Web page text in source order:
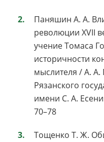
Паняшин А. А.
революции XVII
учение Томаса
историчности
мыслителя / А.
Рязанского
имени С. А.
70–78
Тощенко Т. Ж.